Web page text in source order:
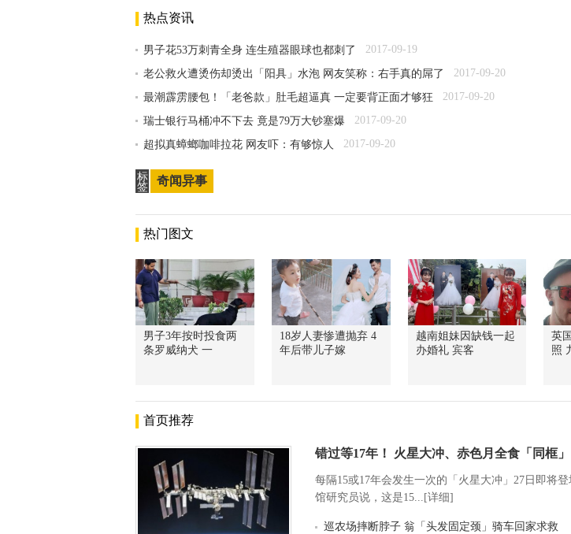
热点资讯
男子花53万刺青全身 连生殖器眼球也都刺了 2017-09-19
老公救火遭烫伤却烫出「阳具」水泡 网友笑称：右手真的屌了 2017-09-20
最潮霹雳腰包！「老爸款」肚毛超逼真 一定要背正面才够狂 2017-09-20
瑞士银行马桶冲不下去 竟是79万大钞塞爆 2017-09-20
超拟真蟑螂咖啡拉花 网友吓：有够惊人 2017-09-20
标
签
奇闻异事
热门图文
男子3年按时投食两
条罗威纳犬 一
18岁人妻惨遭抛弃 4
年后带儿子嫁
越南姐妹因缺钱一起
办婚礼 宾客
英
照
首页推荐
错过等17年！ 火星大冲、赤色月全食「同框」
每隔15或17年会发生一次的「火星大冲」27日即将
馆研究员说，这是15...[详细]
巡农场摔断脖子 翁「头发固定颈」骑车回家求救